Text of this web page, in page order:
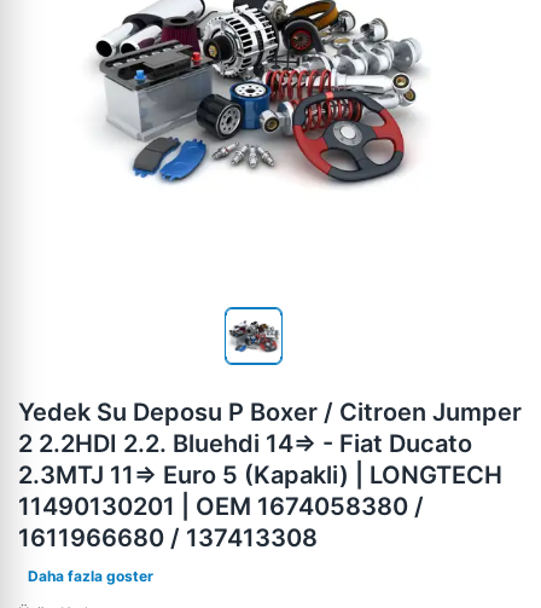
Yedek Su Deposu P Boxer / Citroen Jumper
2 2.2HDI 2.2. Bluehdi 14=> - Fiat Ducato
2.3MTJ 11=> Euro 5 (Kapakli) | LONGTECH
11490130201 | OEM 1674058380 /
1611966680 / 137413308
Daha fazla goster